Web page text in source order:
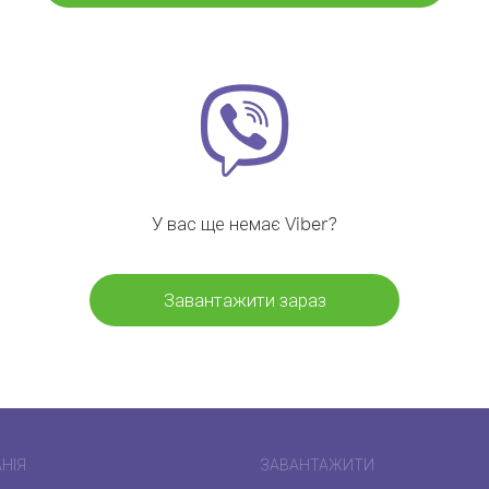
У вас ще немає Viber?
Завантажити зараз
ЗАВАНТАЖИТИ